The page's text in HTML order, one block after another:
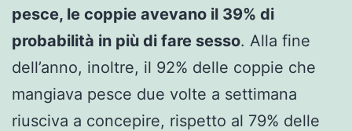
pesce, le coppie avevano il 39% di
probabilità in più di fare sesso. Alla fine
dell’anno, inoltre, il 92% delle coppie che
mangiava pesce due volte a settimana
riusciva a concepire, rispetto al 79% delle